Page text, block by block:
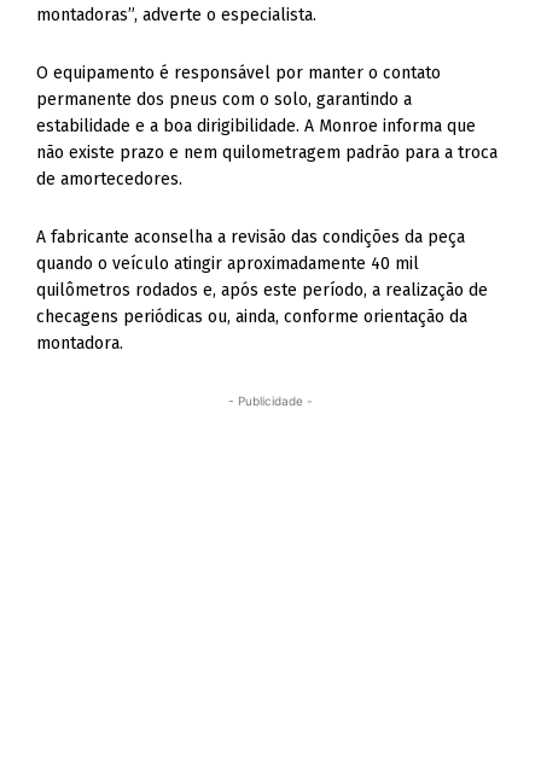
montadoras”, adverte o especialista.
O equipamento é responsável por manter o contato
permanente dos pneus com o solo, garantindo a
estabilidade e a boa dirigibilidade. A Monroe informa que
não existe prazo e nem quilometragem padrão para a troca
de amortecedores.
A fabricante aconselha a revisão das condições da peça
quando o veículo atingir aproximadamente 40 mil
quilômetros rodados e, após este período, a realização de
checagens periódicas ou, ainda, conforme orientação da
montadora.
- Publicidade -